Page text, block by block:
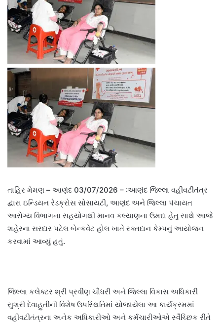
તાહિર મેમણ – આણંદ 03/07/2026 – :આણંદ જિલ્લા વહીવટીતંત્ર
દ્વારા ઇન્ડિયન રેડક્રોસ સોસાયટી, આણંદ અને જિલ્લા પંચાયત
આરોગ્ય વિભાગના સહયોગથી માનવ કલ્યાણના ઉમદા હેતુ સાથે આજે
શહેરના સરદાર પટેલ બેન્કવેટ હોલ ખાતે રક્તદાન કેમ્પનું આયોજન
કરવામાં આવ્યું હતું.
જિલ્લા કલેક્ટર શ્રી પ્રવીણ ચૌધરી અને જિલ્લા વિકાસ અધિકારી
સુશ્રી દેવાહુતીની વિશેષ ઉપસ્થિતિમાં યોજાયેલા આ કાર્યક્રમમાં
વહીવટીતંત્રના અનેક અધિકારીઓ અને કર્મચારીઓએ સ્વૈચ્છિક રીતે